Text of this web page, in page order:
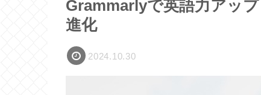
Grammarlyで英語力アッ
進化
2024.10.30